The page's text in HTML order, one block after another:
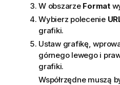
W obszarze Format
Wybierz polecenie
grafiki.
Ustaw grafikę,
górnego lewego i
grafiki.
Współrzędne muszą